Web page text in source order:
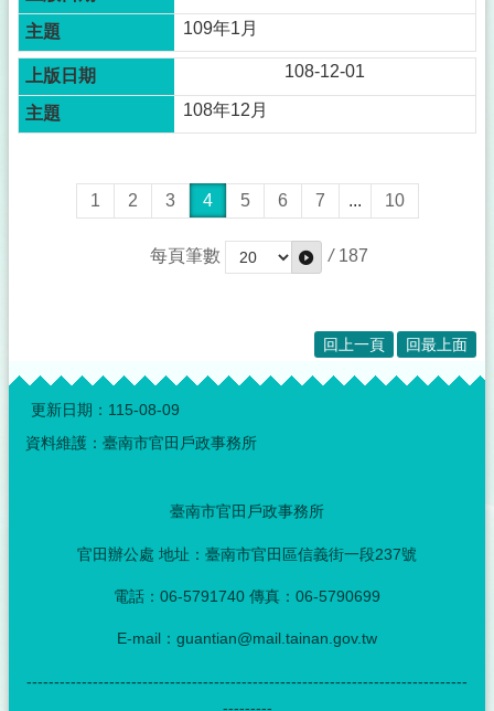
109年1月
108-12-01
108年12月
1 2 3 4 5 6 7 ... 10
每頁筆數 / 187
回上一頁 回最上面
:::
更新日期： 115-08-09
資料維護：臺南市官田戶政事務所
臺南市官田戶政事務所
官田辦公處 地址：臺南市官田區信義街一段237號
電話：06-5791740 傳真：06-5790699
E-mail：guantian@mail.tainan.gov.tw
--------------------------------------------------------------------------------
---------